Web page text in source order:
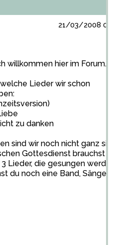
21/03/2008
willkommen hier im Forum.
Lieder wir schon
zu danken
sind wir noch nicht ganz
Gottesdienst brauchst
Lieder, die gesungen
du noch eine Band,